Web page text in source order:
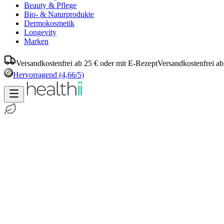
Beauty & Pflege
Bio- & Naturprodukte
Dermokosmetik
Longevity
Marken
Versandkostenfrei ab 25 € oder mit E-RezeptVersandkostenfrei
Hervorragend (4,66/5)